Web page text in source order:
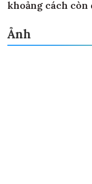
khoảng cách còn
Ảnh